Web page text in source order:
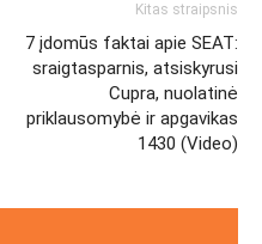
Kitas straipsnis
7 įdomūs faktai apie SEAT:
sraigtasparnis, atsiskyrusi
Cupra, nuolatinė
priklausomybė ir apgavikas
1430 (Video)